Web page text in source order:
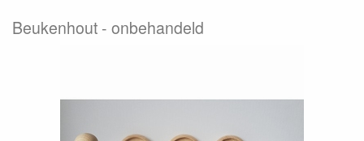
Beukenhout - onbehandeld